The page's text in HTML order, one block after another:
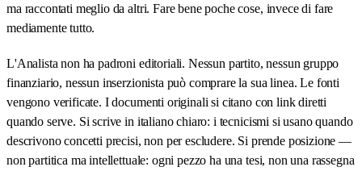
ma raccontati meglio da altri. Fare bene poche cose, invece di fare
mediamente tutto.
L'Analista non ha padroni editoriali. Nessun partito, nessun gruppo
finanziario, nessun inserzionista può comprare la sua linea. Le fonti
vengono verificate. I documenti originali si citano con link diretti
quando serve. Si scrive in italiano chiaro: i tecnicismi si usano quando
descrivono concetti precisi, non per escludere. Si prende posizione —
non partitica ma intellettuale: ogni pezzo ha una tesi, non una rassegna